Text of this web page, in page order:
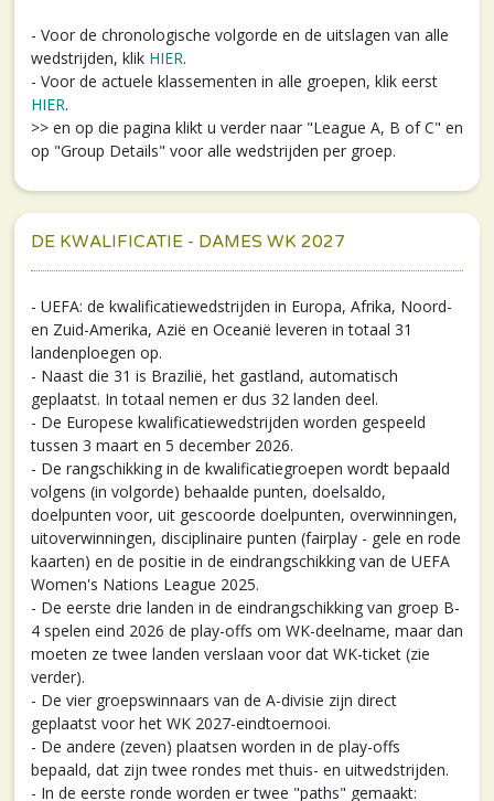
- Voor de chronologische volgorde en de uitslagen van alle
wedstrijden, klik HIER.
- Voor de actuele klassementen in alle groepen, klik eerst
HIER.
>> en op die pagina klikt u verder naar "League A, B of C" en
op "Group Details" voor alle wedstrijden per groep.
DE KWALIFICATIE - DAMES WK 2027
- UEFA: de kwalificatiewedstrijden in Europa, Afrika, Noord-
en Zuid-Amerika, Azië en Oceanië leveren in totaal 31
landenploegen op.
- Naast die 31 is Brazilië, het gastland, automatisch
geplaatst. In totaal nemen er dus 32 landen deel.
- De Europese kwalificatiewedstrijden worden gespeeld
tussen 3 maart en 5 december 2026.
- De rangschikking in de kwalificatiegroepen wordt bepaald
volgens (in volgorde) behaalde punten, doelsaldo,
doelpunten voor, uit gescoorde doelpunten, overwinningen,
uitoverwinningen, disciplinaire punten (fairplay - gele en rode
kaarten) en de positie in de eindrangschikking van de UEFA
Women's Nations League 2025.
- De eerste drie landen in de eindrangschikking van groep B-
4 spelen eind 2026 de play-offs om WK-deelname, maar dan
moeten ze twee landen verslaan voor dat WK-ticket (zie
verder).
- De vier groepswinnaars van de A-divisie zijn direct
geplaatst voor het WK 2027-eindtoernooi.
- De andere (zeven) plaatsen worden in de play-offs
bepaald, dat zijn twee rondes met thuis- en uitwedstrijden.
- In de eerste ronde worden er twee "paths" gemaakt: